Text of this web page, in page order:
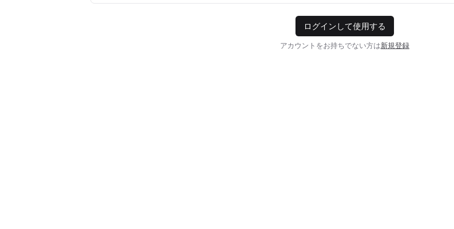
ログインして使用する
アカウントをお持ちでない方は新規登録